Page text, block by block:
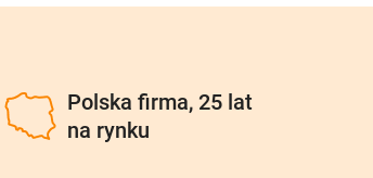
Polska firma, 25 lat
na rynku